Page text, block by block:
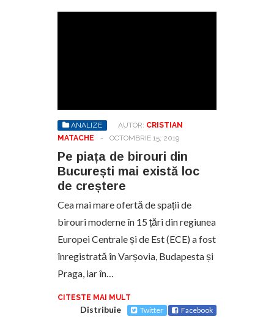
ANALIZE AUTOR: CRISTIAN
MATACHE
- OCTOMBRIE 15, 2019
Pe piața de birouri din
București mai există loc
de creștere
Cea mai mare ofertă de spații de
birouri moderne în 15 țări din regiunea
Europei Centrale și de Est (ECE) a fost
înregistrată în Varșovia, Budapesta și
Praga, iar în…
CITESTE MAI MULT
Distribuie Twitter Facebook